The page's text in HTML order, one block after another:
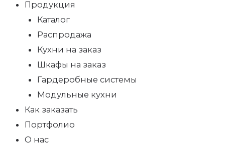
Продукция
Каталог
Распродажа
Кухни на заказ
Шкафы на заказ
Гардеробные системы
Модульные кухни
Как заказать
Портфолио
О нас